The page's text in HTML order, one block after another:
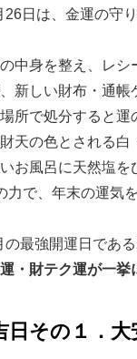
26日は、金運の守
中身を整え、レシ
新しい財布・通
所で処分すると運
天の色とされる白
お風呂に天然塩を
力で、年末の運気
の最強開運日であ
・財テク運が一挙
日その１．大